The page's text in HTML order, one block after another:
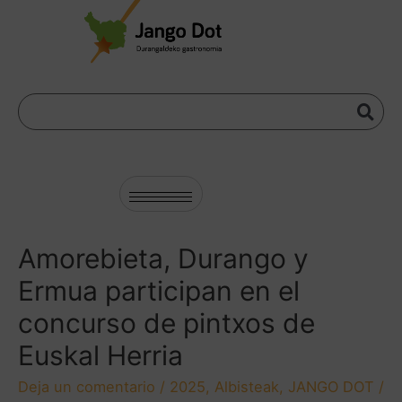
Amorebieta, Durango y
Ermua participan en el
concurso de pintxos de
Euskal Herria
Deja un comentario / 2025, Albisteak, JANGO DOT /